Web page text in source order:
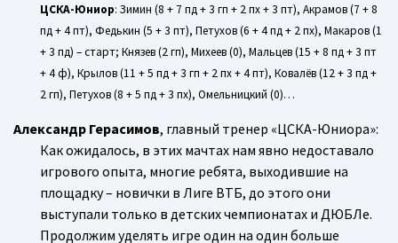
ЦСКА-Юниор: Зимин (8 + 7 пд + 3 гп + 2 пх + 3 пт), Акрамов (7 + 8
пд + 4 пт), Федькин (5 + 3 пт), Петухов (6 + 4 пд + 2 пх), Макаров (1
+ 3 пд) – старт; Князев (2 гп), Михеев (0), Мальцев (15 + 8 пд + 3 пт
+ 4 ф), Крылов (11 + 5 пд + 3 гп + 2 пх + 4 пт), Ковалёв (12 + 3 пд +
2 гп), Петухов (8 + 5 пд + 3 пх), Омельницкий (0)…
Александр Герасимов, главный тренер «ЦСКА-Юниора»:
Как ожидалось, в этих мачтах нам явно недоставало
игрового опыта, многие ребята, выходившие на
площадку – новички в Лиге ВТБ, до этого они
выступали только в детских чемпионатах и ДЮБЛе.
Продолжим уделять игре один на один больше